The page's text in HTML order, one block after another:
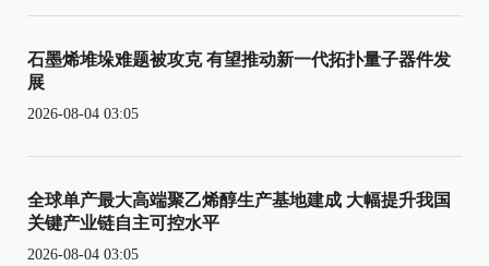
石墨烯堆垛难题被攻克 有望推动新一代拓扑量子器件发
展
2026-08-04 03:05
全球单产最大高端聚乙烯醇生产基地建成 大幅提升我国
关键产业链自主可控水平
2026-08-04 03:05